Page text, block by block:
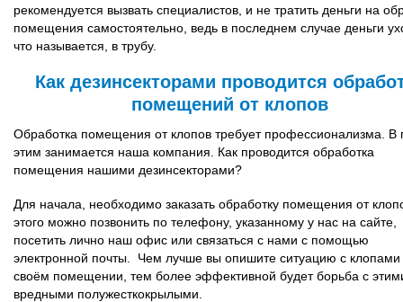
рекомендуется вызвать специалистов, и не тратить деньги на
помещения самостоятельно, ведь в последнем случае деньги
что называется, в трубу.
Как дезинсекторами проводится
помещений от клопов
Обработка помещения от клопов требует профессионализма. В
этим занимается наша компания. Как проводится обработка
помещения нашими дезинсекторами?
Для начала, необходимо заказать обработку помещения от
этого можно позвонить по телефону, указанному у нас на сайте,
посетить лично наш офис или связаться с нами с помощью
электронной почты. Чем лучше вы опишите ситуацию с клопами
своём помещении, тем более эффективной будет борьба с
вредными полужесткокрылыми.